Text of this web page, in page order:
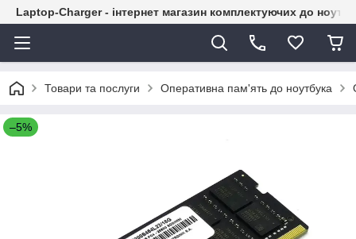
Laptop-Charger - інтернет магазин комплектуючих до
Товари та послуги Оперативна пам'ять до ноутбука
–5%